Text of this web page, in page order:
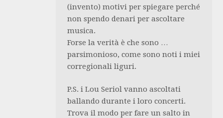
(invento) motivi per spiegare perché
non spendo denari per ascoltare
musica.
Forse la verità è che sono …
parsimonioso, come sono noti i miei
corregionali liguri.
P.S. i Lou Seriol vanno ascoltati
ballando durante i loro concerti.
Trova il modo per fare un salto in